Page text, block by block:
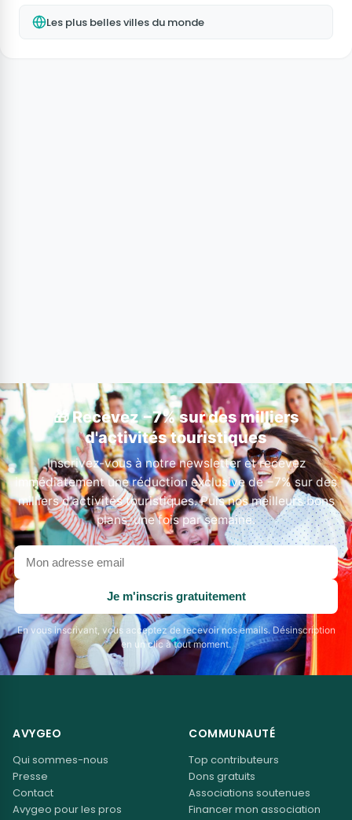
Les plus belles villes du monde
🎁 Recevez −7% sur des milliers
d'activités touristiques
Inscrivez-vous à notre newsletter et recevez
immédiatement une réduction exclusive de −7% sur des
milliers d'activités touristiques. Puis nos meilleurs bons
plans, une fois par semaine.
Votre
adresse
email
Je m'inscris gratuitement
En vous inscrivant, vous acceptez de recevoir nos emails. Désinscription
en un clic à tout moment.
AVYGEO
Qui sommes-nous
Presse
Contact
Avygeo pour les pros
COMMUNAUTÉ
Top contributeurs
Dons gratuits
Associations soutenues
Financer mon association